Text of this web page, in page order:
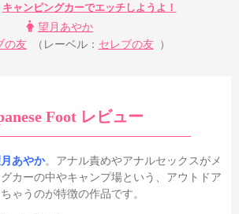
キャンピングカーでエッチしようよ！
望月あやか
の友
（レーベル： セレブの友 ）
Foot レビュー
あやか。アナル責めやアナルセックスがメ
カーの中やキャンプ場という、アウトドア
ゃうのが特徴の作品です。